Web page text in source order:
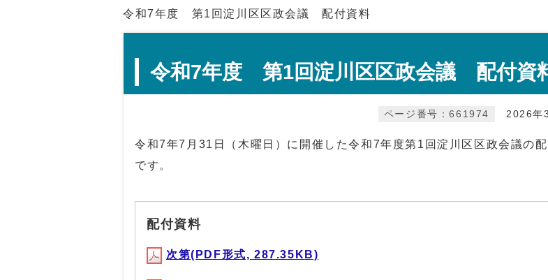
令和7年度 第1回淀川区区政会議 配付資料
令和7年度 第1回淀川区区政会議 配付資
2026年
ページ番号：661974
令和7年7月31日（木曜日）に開催した令和7年度第1回淀川区区政会議の
です。
配付資料
次第(PDF形式, 287.35KB)